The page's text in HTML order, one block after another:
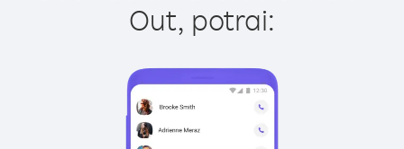
Out, potrai: